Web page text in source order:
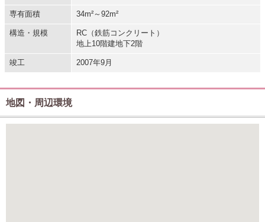
専有面積 34m²～92m²
構造・規模
RC（鉄筋コンクリート）
地上10階建地下2階
竣工 2007年9月
地図・周辺環境